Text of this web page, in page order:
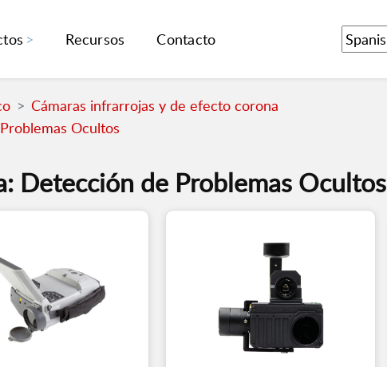
Recursos Contacto
Cámaras infrarrojas y de efecto corona
Ocultos
Detección de Problemas Ocultos